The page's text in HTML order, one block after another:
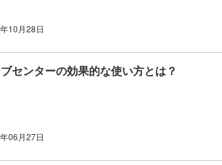
10月28日
センターの効果的な使い方とは？
06月27日